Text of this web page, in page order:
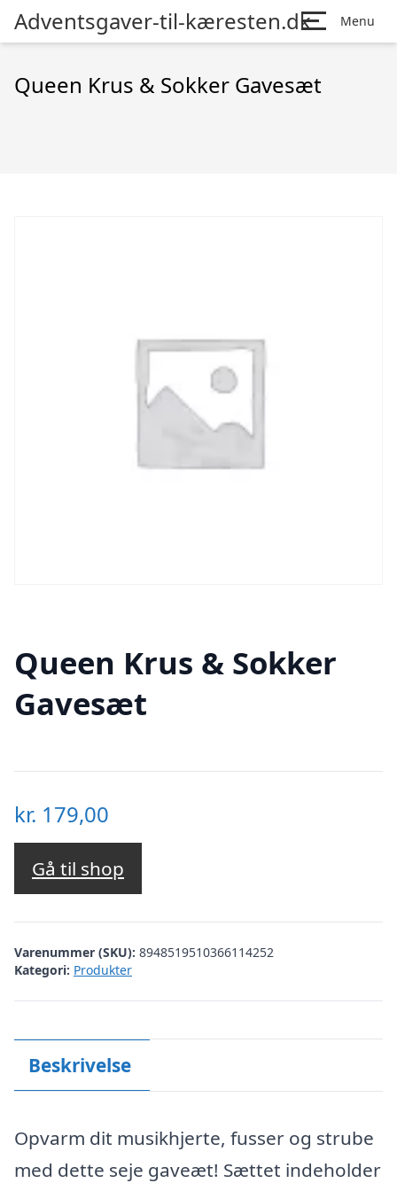
Adventsgaver-til-kæresten.dk Menu
Queen Krus & Sokker Gavesæt
Queen Krus & Sokker
Gavesæt
kr. 179,00
Gå til shop
Varenummer (SKU): 8948519510366114252
Kategori: Produkter
Beskrivelse
Opvarm dit musikhjerte, fusser og strube
med dette seje gaveæt! Sættet indeholder